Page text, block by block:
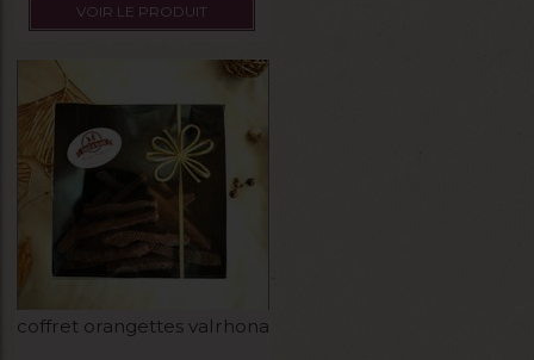
VOIR LE PRODUIT
coffret orangettes valrhona